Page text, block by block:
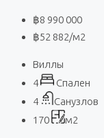
฿8 990 000
฿52 882/м2
Виллы
4
Спален
4
Санузлов
170
м2